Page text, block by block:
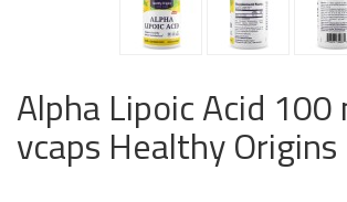
Alpha Lipoic Acid
vcaps Healthy Origins